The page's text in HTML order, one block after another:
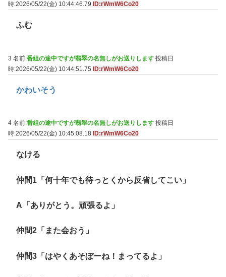
時:2026/05/22(金) 10:44:46.79 ID:rWmW6Co20
ふむ
3 名前:番組の途中ですが翡翠の名無しがお送りします 投稿日
時:2026/05/22(金) 10:44:51.75 ID:rWmW6Co20
かわいそう
4 名前:番組の途中ですが翡翠の名無しがお送りします 投稿日
時:2026/05/22(金) 10:45:08.18 ID:rWmW6Co20
なける
仲間1「何十年でも待っとくから反省してこい」
A「ありがとう。頑張るよ」
仲間2「また会おう」
仲間3「はやくあそぼーね！まってるよ」